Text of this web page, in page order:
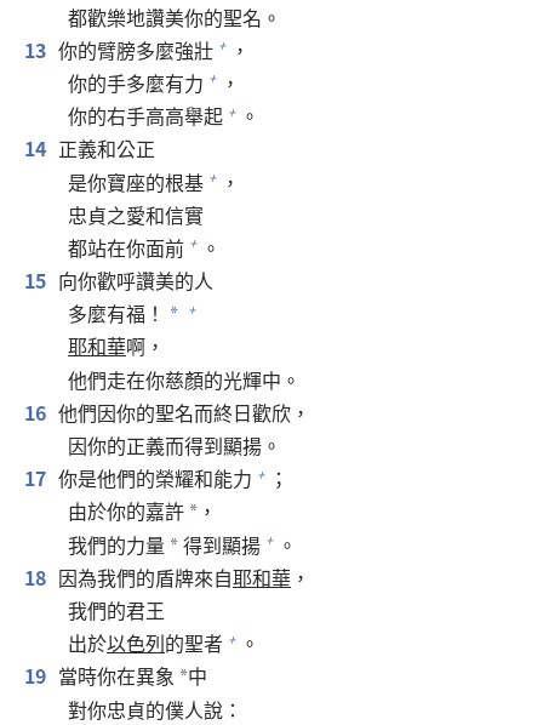
都歡樂地讚美你的聖名。
13 你的臂膀多麼強壯 +
，
你的手多麼有力 +
，
你的右手高高舉起 + 。
14 正義和公正
是你寶座的根基 +
，
忠貞之愛和信實
都站在你面前 + 。
15 向你歡呼讚美的人
多麼有福！ * +
耶和華啊，
他們走在你慈顏的光輝中。
16 他們因你的聖名而終日歡欣，
因你的正義而得到顯揚。
17 你是他們的榮耀和能力 +
；
由於你的嘉許 * ，
我們的力量 *得到顯揚 + 。
18 因為我們的盾牌來自耶和華 ，
我們的君王
出於以色列的聖者 + 。
19 當時你在異象 *中
對你忠貞的僕人說：